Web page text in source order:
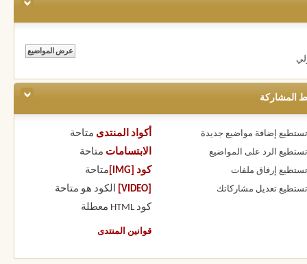
المشاركة
تستطيع إضافة مواضيع جديدة
تستطيع الرد على المواضيع
تستطيع إرفاق ملفات
تستطيع تعديل مشاركاتك
أكواد المنتدى متاحة
الابتسامات متاحة
كود [IMG]
متاحة
الكود هو متاحة
كود HTML
معطلة
قوانين المنتدى